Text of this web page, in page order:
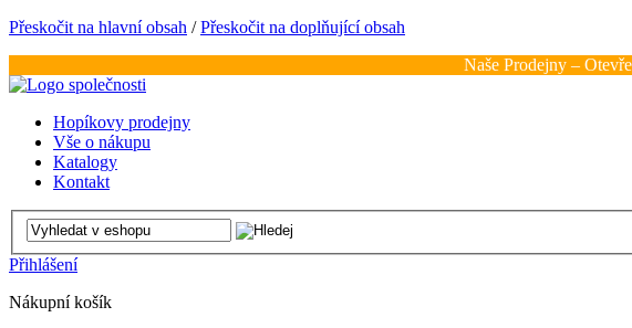
Přeskočit na hlavní obsah /Přeskočit na doplňující obsah
Naše Prodejny –
Hopíkovy prodejny
Vše o nákupu
Katalogy
Kontakt
Přihlášení
Nákupní košík